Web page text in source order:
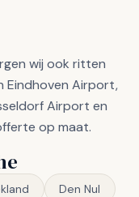
wij ook ritten
Eindhoven Airport,
Airport en
op maat.
Den Nul